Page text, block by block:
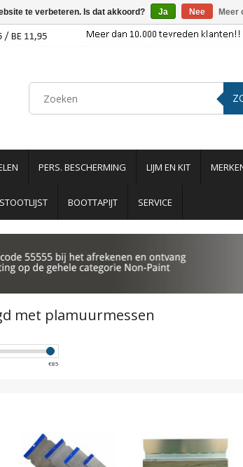
PERS. BESCHERMING LIJM EN KIT
BOOTTAPIJT SERVICE
met plamuurmessen
€85
te verbeteren. Is dat akkoord? Ja Nee Meer